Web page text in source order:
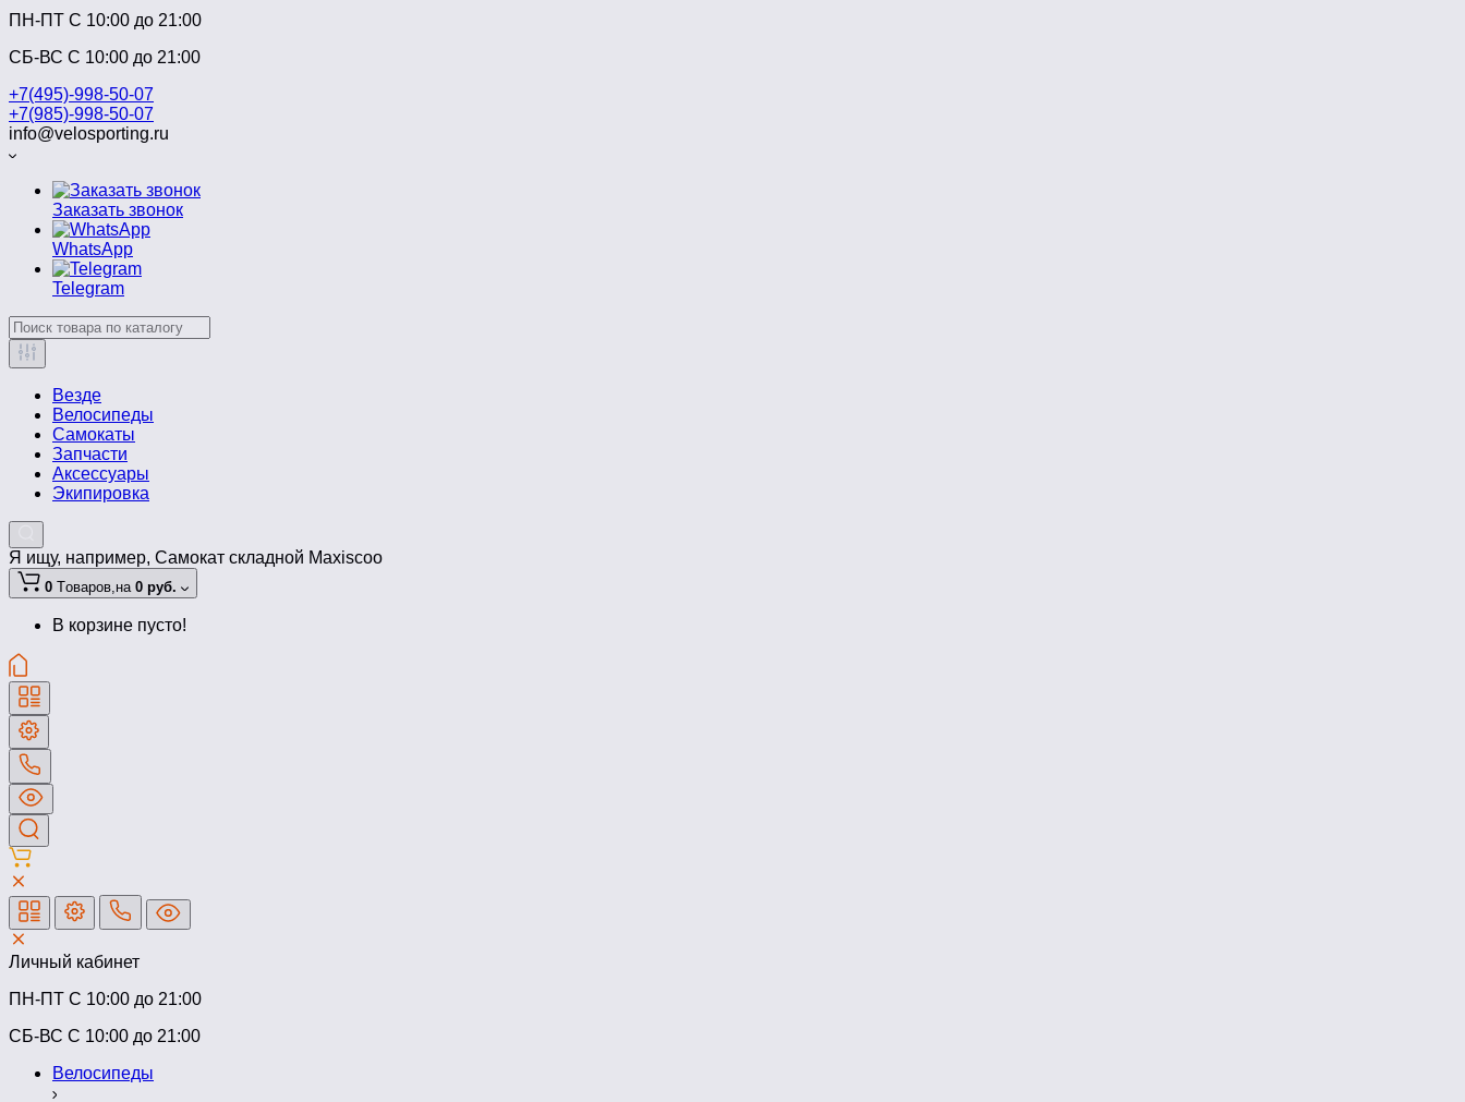
ПН-ПТ C 10:00 до 21:00
СБ-ВС С 10:00 до 21:00
+7(495)-998-50-07
+7(985)-998-50-07
info@velosporting.ru
Заказать звонок
WhatsApp
Telegram
Везде
Велосипеды
Самокаты
Запчасти
Аксессуары
Экипировка
Я ищу, например, Самокат складной Maxiscoo
0 Tоваров,на 0 руб.
В корзине пусто!
Личный кабинет
ПН-ПТ C 10:00 до 21:00
СБ-ВС С 10:00 до 21:00
Велосипеды